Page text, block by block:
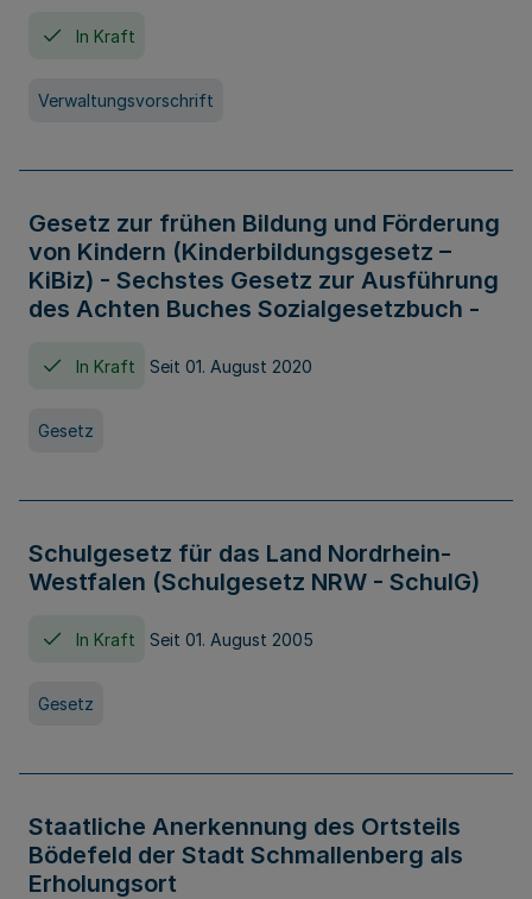
In Kraft
Verwaltungsvorschrift
Gesetz zur frühen Bildung und Förderung
von Kindern (Kinderbildungsgesetz –
KiBiz) - Sechstes Gesetz zur Ausführung
des Achten Buches Sozialgesetzbuch -
In Kraft Seit 01. August 2020
Gesetz
Schulgesetz für das Land Nordrhein-
Westfalen (Schulgesetz NRW - SchulG)
In Kraft Seit 01. August 2005
Gesetz
Staatliche Anerkennung des Ortsteils
Bödefeld der Stadt Schmallenberg als
Erholungsort